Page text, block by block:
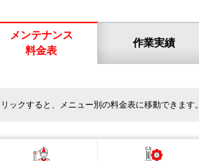
メンテナンス
料金表
作業実績
ックすると、メニュー別の料金表に移動できます。